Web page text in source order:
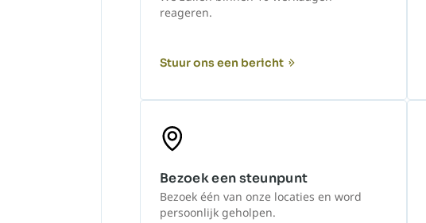
reageren.
Stuur ons een bericht
Bezoek een steunpunt
Bezoek één van onze locaties en word
persoonlijk geholpen.